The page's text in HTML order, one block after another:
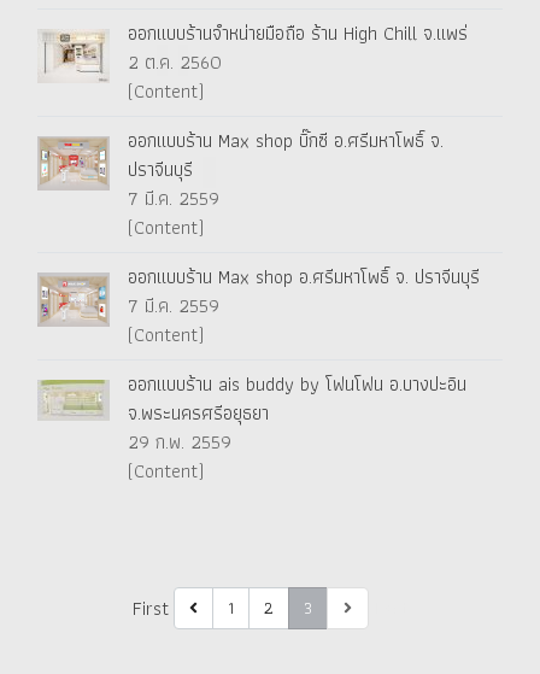
ออกแบบร้านจำหน่ายมือถือ ร้าน High Chill จ.แพร่
2 ต.ค. 2560
(Content)
ออกแบบร้าน Max shop บิ๊กซี อ.ศรีมหาโพธิ์ จ.
ปราจีนบุรี
7 มี.ค. 2559
(Content)
ออกแบบร้าน Max shop อ.ศรีมหาโพธิ์ จ. ปราจีนบุรี
7 มี.ค. 2559
(Content)
ออกแบบร้าน ais buddy by โฟนโฟน อ.บางปะอิน
จ.พระนครศรีอยุธยา
29 ก.พ. 2559
(Content)
First 1 2 3